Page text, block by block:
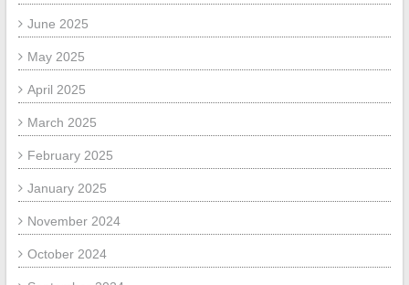
June 2025
May 2025
April 2025
March 2025
February 2025
January 2025
November 2024
October 2024